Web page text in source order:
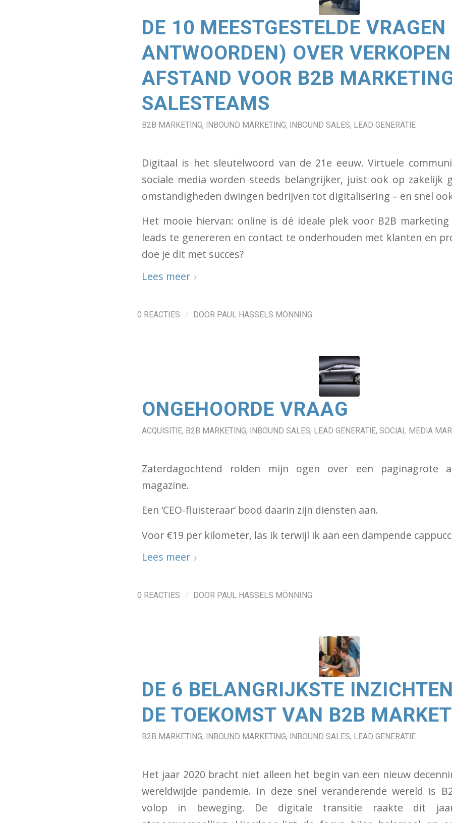
DE 10 MEESTGESTELDE
ANTWOORDEN) OVER
AFSTAND VOOR B2B
SALESTEAMS
B2B MARKETING, INBOUND MARKETING, INBOUND SALES, LEAD GENERATIE
Digitaal is het sleutelwoord van de 21e eeuw. Virtuele
sociale media worden steeds belangrijker, juist ook op zakelijk
omstandigheden dwingen bedrijven tot digitalisering – en snel
Het mooie hiervan: online is dé ideale plek voor B2B
leads te genereren en contact te onderhouden met klanten en
doe je dit met succes?
Lees meer
0 REACTIES / DOOR PAUL HASSELS MÖNNING
ONGEHOORDE VRAAG
ACQUISITIE, B2B MARKETING, INBOUND SALES, LEAD GENERATIE, SOCIAL MEDIA
Zaterdagochtend rolden mijn ogen over een paginagrote
magazine.
Een ‘CEO-fluisteraar’ bood daarin zijn diensten aan.
Voor €19 per kilometer, las ik terwijl ik aan een dampende
Lees meer
0 REACTIES / DOOR PAUL HASSELS MÖNNING
DE 6 BELANGRIJKSTE
DE TOEKOMST VAN B2B
B2B MARKETING, INBOUND MARKETING, INBOUND SALES, LEAD GENERATIE
Het jaar 2020 bracht niet alleen het begin van een nieuw
wereldwijde pandemie. In deze snel veranderende wereld is
volop in beweging. De digitale transitie raakte dit